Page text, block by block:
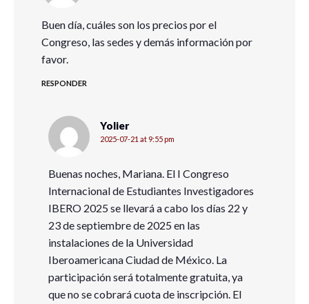
Buen día, cuáles son los precios por el
Congreso, las sedes y demás información por
favor.
RESPONDER
Yolier
2025-07-21 at 9:55 pm
Buenas noches, Mariana. El I Congreso
Internacional de Estudiantes Investigadores
IBERO 2025 se llevará a cabo los días 22 y
23 de septiembre de 2025 en las
instalaciones de la Universidad
Iberoamericana Ciudad de México. La
participación será totalmente gratuita, ya
que no se cobrará cuota de inscripción. El